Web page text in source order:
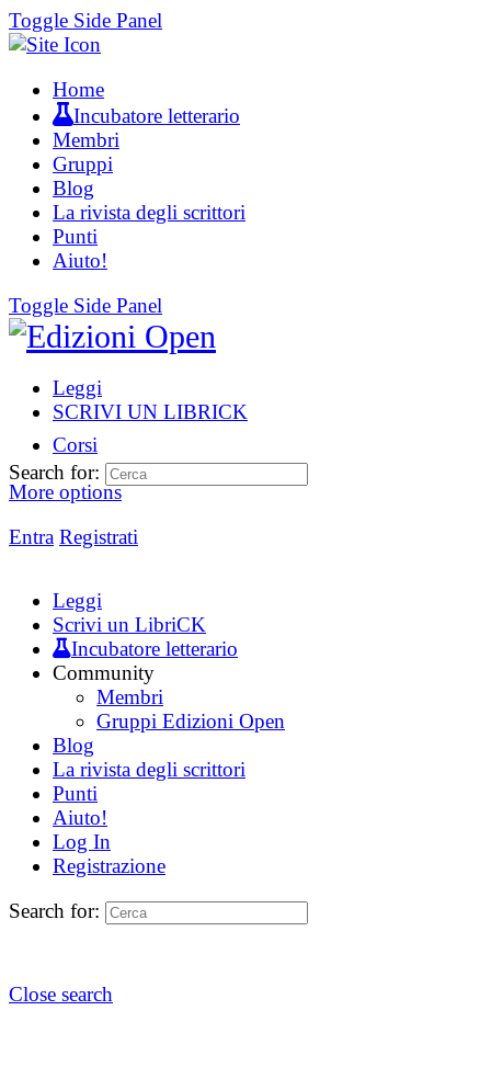
Toggle Side Panel
Home
Incubatore letterario
Membri
Gruppi
Blog
La rivista degli scrittori
Punti
Aiuto!
Toggle Side Panel
Leggi
SCRIVI UN LIBRICK
Corsi
More options
Entra Registrati
Search for:
Leggi
Scrivi un LibriCK
Incubatore letterario
Community
Membri
Gruppi Edizioni Open
Blog
La rivista degli scrittori
Punti
Aiuto!
Log In
Registrazione
Search for:
Close search